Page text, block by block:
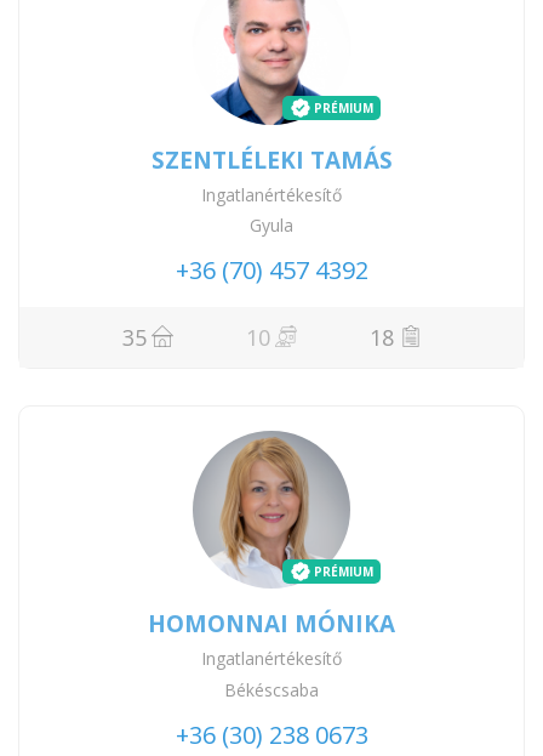
PRÉMIUM
SZENTLÉLEKI TAMÁS
Ingatlanértékesítő
Gyula
+36 (70) 457 4392
35 10 18
PRÉMIUM
HOMONNAI MÓNIKA
Ingatlanértékesítő
Békéscsaba
+36 (30) 238 0673